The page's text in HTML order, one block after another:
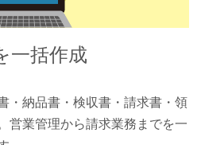
一括作成
・納品書・検収書・請求書・領
営業管理から請求業務までを一